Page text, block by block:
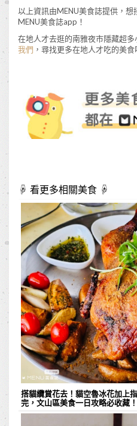
以上資訊由MENU美食誌提供，
MENU美食誌app！
在地人才去逛的南雅夜市隱藏超多
我們 ，尋找更多在地人才吃的美食
☟ 看更多相關美食 ☟
搭貓纜賞花去！貓空魯冰花加上
完，文山區美食一日攻略必收藏